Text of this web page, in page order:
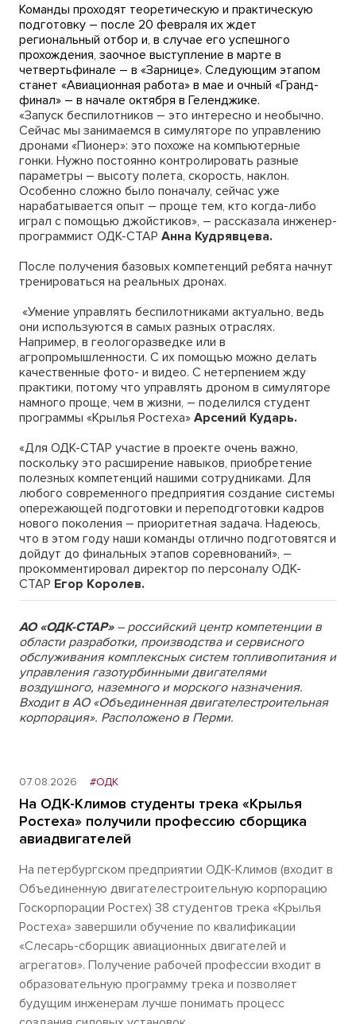
Команды проходят теоретическую и практическую
подготовку – после 20 февраля их ждет
региональный отбор и, в случае его успешного
прохождения, заочное выступление в марте в
четвертьфинале – в «Зарнице». Следующим этапом
станет «Авиационная работа» в мае и очный «Гранд-
финал» – в начале октября в Геленджике.
«Запуск беспилотников – это интересно и необычно.
Сейчас мы занимаемся в симуляторе по управлению
дронами «Пионер»: это похоже на компьютерные
гонки. Нужно постоянно контролировать разные
параметры – высоту полета, скорость, наклон.
Особенно сложно было поначалу, сейчас уже
нарабатывается опыт – проще тем, кто когда-либо
играл с помощью джойстиков», – рассказала инженер-
программист ОДК-СТАР Анна Кудрявцева.
После получения базовых компетенций ребята начнут
тренироваться на реальных дронах.
«Умение управлять беспилотниками актуально, ведь
они используются в самых разных отраслях.
Например, в геологоразведке или в
агропромышленности. С их помощью можно делать
качественные фото- и видео. С нетерпением жду
практики, потому что управлять дроном в симуляторе
намного проще, чем в жизни, – поделился студент
программы «Крылья Ростеха» Арсений Кударь.
«Для ОДК-СТАР участие в проекте очень важно,
поскольку это расширение навыков, приобретение
полезных компетенций нашими сотрудниками. Для
любого современного предприятия создание системы
опережающей подготовки и переподготовки кадров
нового поколения – приоритетная задача. Надеюсь,
что в этом году наши команды отлично подготовятся и
дойдут до финальных этапов соревнований», –
прокомментировал директор по персоналу ОДК-
СТАР Егор Королев.
АО «ОДК-СТАР»– российский центр компетенции в
области разработки, производства и сервисного
обслуживания комплексных систем топливопитания и
управления газотурбинными двигателями
воздушного, наземного и морского назначения.
Входит в АО «Объединенная двигателестроительная
корпорация». Расположено в Перми.
07.08.2026 #ОДК
На ОДК-Климов студенты трека «Крылья
Ростеха» получили профессию сборщика
авиадвигателей
На петербургском предприятии ОДК-Климов (входит в
Объединенную двигателестроительную корпорацию
Госкорпорации Ростех) 38 студентов трека «Крылья
Ростеха» завершили обучение по квалификации
«Слесарь-сборщик авиационных двигателей и
агрегатов». Получение рабочей профессии входит в
образовательную программу трека и позволяет
будущим инженерам лучше понимать процесс